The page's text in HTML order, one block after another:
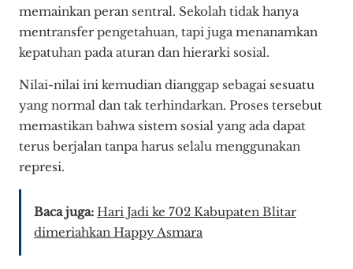
memainkan peran sentral. Sekolah tidak hanya
mentransfer pengetahuan, tapi juga menanamkan
kepatuhan pada aturan dan hierarki sosial.
Nilai-nilai ini kemudian dianggap sebagai sesuatu
yang normal dan tak terhindarkan. Proses tersebut
memastikan bahwa sistem sosial yang ada dapat
terus berjalan tanpa harus selalu menggunakan
represi.
Baca juga: Hari Jadi ke 702 Kabupaten Blitar
dimeriahkan Happy Asmara